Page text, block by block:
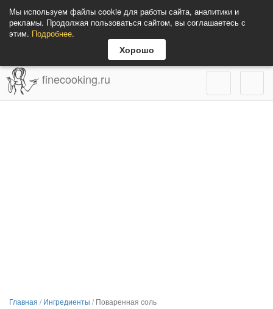
Мы используем файлы cookie для работы сайта, аналитики и
рекламы. Продолжая пользоваться сайтом, вы соглашаетесь с
этим. Подробнее.
Хорошо
finecooking.ru
Главная /Ингредиенты /Поваренная соль